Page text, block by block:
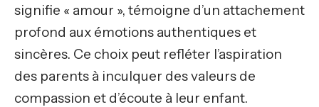
signifie « amour », témoigne d’un attachement
profond aux émotions authentiques et
sincères. Ce choix peut refléter l’aspiration
des parents à inculquer des valeurs de
compassion et d’écoute à leur enfant.